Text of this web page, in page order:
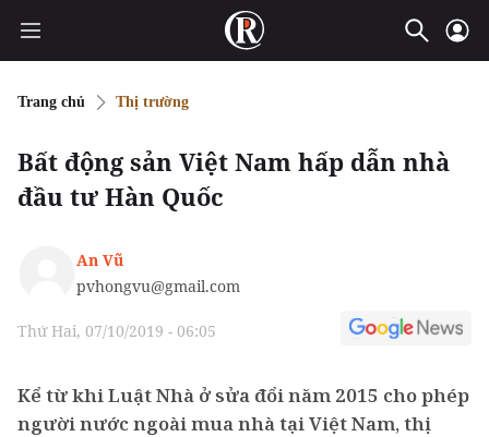
Trang chủ Thị trường
Bất động sản Việt Nam hấp dẫn nhà
đầu tư Hàn Quốc
An Vũ
pvhongvu@gmail.com
Thứ Hai, 07/10/2019 - 06:05
Kể từ khi Luật Nhà ở sửa đổi năm 2015 cho phép
người nước ngoài mua nhà tại Việt Nam, thị